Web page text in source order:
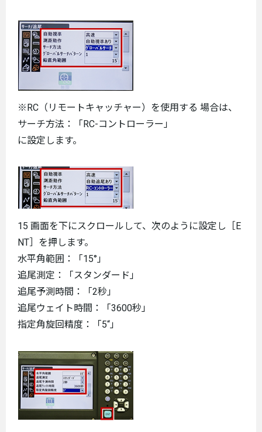
※RC（リモートキャッチャー）を使用する 場合は、
サーチ方法：「RC-コントローラー」
に設定します。
15 画面を下にスクロールして、次のように設定し［E
NT］を押します。
水平角範囲：「15°」
追尾測定：「スタンダード」
追尾予測時間：「2秒」
追尾ウェイト時間：「3600秒」
指定角旋回精度：「5“」